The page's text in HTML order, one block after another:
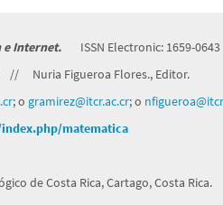
e Internet.
ISSN Electronic: 1659-0643
// Nuria Figueroa Flores., Editor.
; o gramirez@itcr.ac.cr; o
matematica
de Costa Rica, Cartago, Costa Rica.